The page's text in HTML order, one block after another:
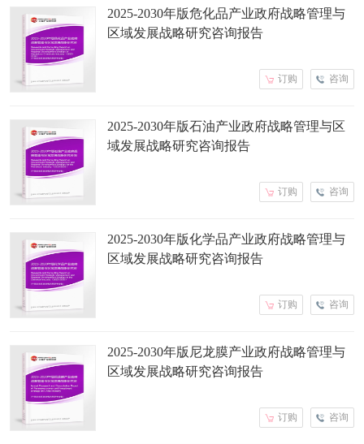
2025-2030年版危化品产业政府战略管理与
区域发展战略研究咨询报告
咨询
订购
2025-2030年版石油产业政府战略管理与区
域发展战略研究咨询报告
咨询
订购
2025-2030年版化学品产业政府战略管理与
区域发展战略研究咨询报告
咨询
订购
2025-2030年版尼龙膜产业政府战略管理与
区域发展战略研究咨询报告
咨询
订购